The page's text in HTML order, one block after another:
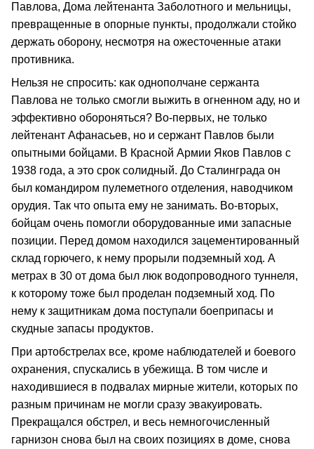
Павлова, Дома лейтенанта Заболотного и мельницы,
превращенные в опорные пункты, продолжали стойко
держать оборону, несмотря на ожесточенные атаки
противника.
Нельзя не спросить: как однополчане сержанта
Павлова не только смогли выжить в огненном аду, но и
эффективно обороняться? Во-первых, не только
лейтенант Афанасьев, но и сержант Павлов были
опытными бойцами. В Красной Армии Яков Павлов с
1938 года, а это срок солидный. До Сталинграда он
был командиром пулеметного отделения, наводчиком
орудия. Так что опыта ему не занимать. Во-вторых,
бойцам очень помогли оборудованные ими запасные
позиции. Перед домом находился зацементированный
склад горючего, к нему прорыли подземный ход. А
метрах в 30 от дома был люк водопроводного туннеля,
к которому тоже был проделан подземный ход. По
нему к защитникам дома поступали боеприпасы и
скудные запасы продуктов.
При артобстрелах все, кроме наблюдателей и боевого
охранения, спускались в убежища. В том числе и
находившиеся в подвалах мирные жители, которых по
разным причинам не могли сразу эвакуировать.
Прекращался обстрел, и весь немногочисленный
гарнизон снова был на своих позициях в доме, снова